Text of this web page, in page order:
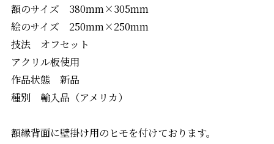
額のサイズ 380mm×305mm
絵のサイズ 250mm×250mm
技法 オフセット
アクリル板使用
作品状態 新品
種別 輸入品（アメリカ）
額縁背面に壁掛け用のヒモを付けております。